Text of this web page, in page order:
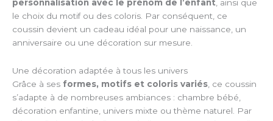
personnalisation avec le prénom de l’enfant , ainsi que
le choix du motif ou des coloris. Par conséquent, ce
coussin devient un cadeau idéal pour une naissance, un
anniversaire ou une décoration sur mesure.
Une décoration adaptée à tous les univers
Grâce à ses formes, motifs et coloris variés , ce coussin
s’adapte à de nombreuses ambiances : chambre bébé,
décoration enfantine, univers mixte ou thème naturel. Par